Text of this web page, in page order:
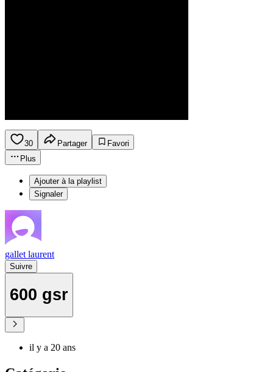
30 Partager
Favori
Plus
Ajouter à la playlist
Signaler
gallet laurent
Suivre
600 gsr
il y a 20 ans